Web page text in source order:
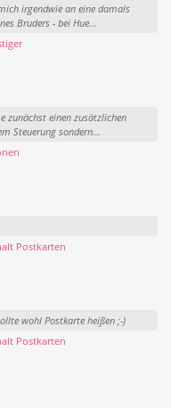
irgendwie an eine damals
Bruders - bei Hue...
zunächst einen zusätzlichen
Steuerung sondern...
Postkarten
wohl Postkarte heißen ;-)
Postkarten